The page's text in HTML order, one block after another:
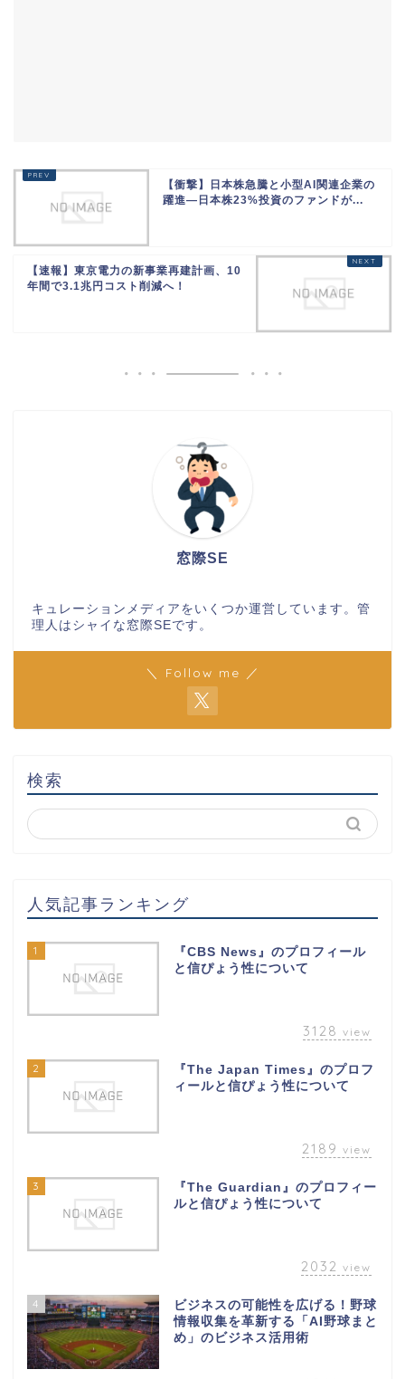
【衝撃】日本株急騰と小型AI関連企業の
躍進—日本株23%投資のファンドが...
【速報】東京電力の新事業再建計画、10
年間で3.1兆円コスト削減へ！
窓際SE
キュレーションメディアをいくつか運営しています。管
理人はシャイな窓際SEです。
＼ Follow me ／
検索
人気記事ランキング
1
『CBS News』のプロフィール
と信ぴょう性について
3128 view
2
『The Japan Times』のプロフ
ィールと信ぴょう性について
2189 view
3
『The Guardian』のプロフィー
ルと信ぴょう性について
2032 view
4
ビジネスの可能性を広げる！野球
情報収集を革新する「AI野球まと
め」のビジネス活用術